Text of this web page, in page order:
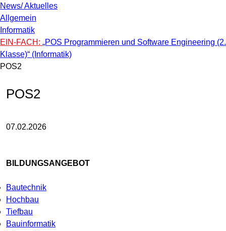
News/ Aktuelles
Allgemein
Informatik
EIN-FACH: „POS Programmieren und Software Engineering (2.
Klasse)“ (Informatik)
POS2
POS2
07.02.2026
BILDUNGSANGEBOT
Bautechnik
Hochbau
Tiefbau
Bauinformatik